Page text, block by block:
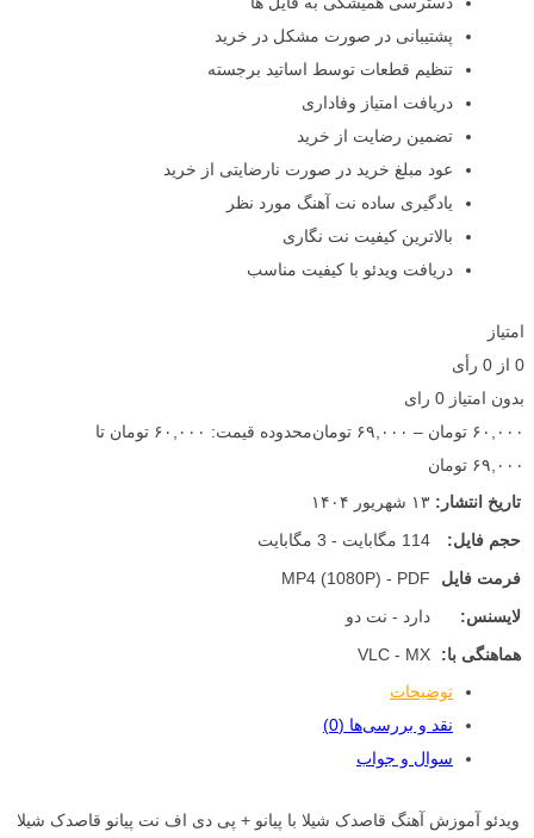
پشتیبانی در صورت مشکل در خرید
تنظیم قطعات توسط اساتید برجسته
دریافت امتیاز وفاداری
تضمین رضایت از خرید
عود مبلغ خرید در صورت نارضایتی از خرید
یادگیری ساده نت آهنگ مورد نظر
بالاترین کیفیت نت نگاری
دریافت ویدئو با کیفیت مناسب
امتیاز
0 از 0 رأی
بدون امتیاز 0 رای
۶۰,۰۰۰ تومان – ۶۹,۰۰۰ تومان
محدوده قیمت: ۶۰,۰۰۰ تومان تا
۶۹,۰۰۰ تومان
تاریخ انتشار: ۱۳ شهریور ۱۴۰۴
حجم فایل:
114 مگابایت - 3 مگابایت
فرمت فایل
MP4 (1080P) - PDF
لایسنس:
دارد - نت دو
هماهنگی با:
VLC - MX
توضیحات
نقد و بررسی‌ها (0)
سوال و جواب
ویدئو آموزش آهنگ قاصدک شیلا با پیانو + پی دی اف نت پیانو قاصدک شیلا